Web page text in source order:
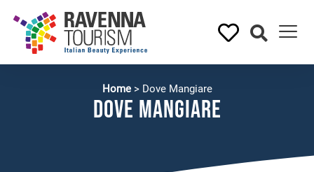
Home> Dove Mangiare
Dove Mangiare